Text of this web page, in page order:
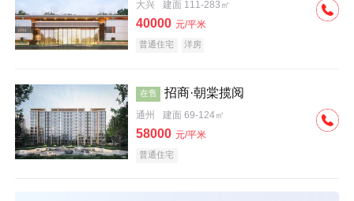
大兴 建面 111-283㎡
40000 元/平米
普通住宅 洋房
在售 招商·朝棠揽阅
通州 建面 69-124㎡
58000 元/平米
普通住宅